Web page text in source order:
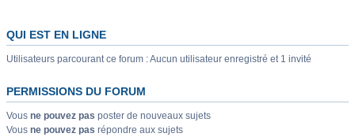
QUI EST EN LIGNE
Utilisateurs parcourant ce forum : Aucun utilisateur enregistré et 1 invité
PERMISSIONS DU FORUM
Vous ne pouvez pas poster de nouveaux sujets
Vous ne pouvez pas répondre aux sujets